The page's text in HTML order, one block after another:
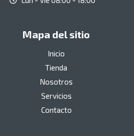
Mapa del sitio
Inicio
Tienda
Nosotros
Servicios
Contacto